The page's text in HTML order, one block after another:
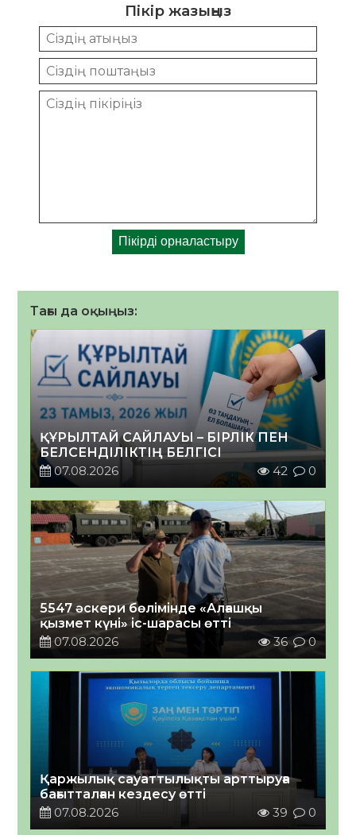
Пікір жазыңыз
Тағы да оқыңыз:
ҚҰРЫЛТАЙ САЙЛАУЫ – БІРЛІК ПЕН
БЕЛСЕНДІЛІКТІҢ БЕЛГІСІ
07.08.2026
42 0
5547 әскери бөлімінде «Алғашқы
қызмет күні» іс-шарасы өтті
07.08.2026
36 0
Қаржылық сауаттылықты арттыруға
бағытталған кездесу өтті
07.08.2026
39 0